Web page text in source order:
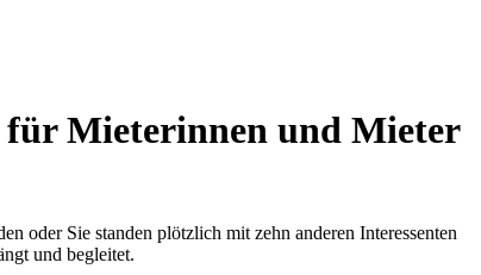
für Mieterinnen und Mieter
oder Sie standen plötzlich mit zehn anderen Interessenten
und begleitet.